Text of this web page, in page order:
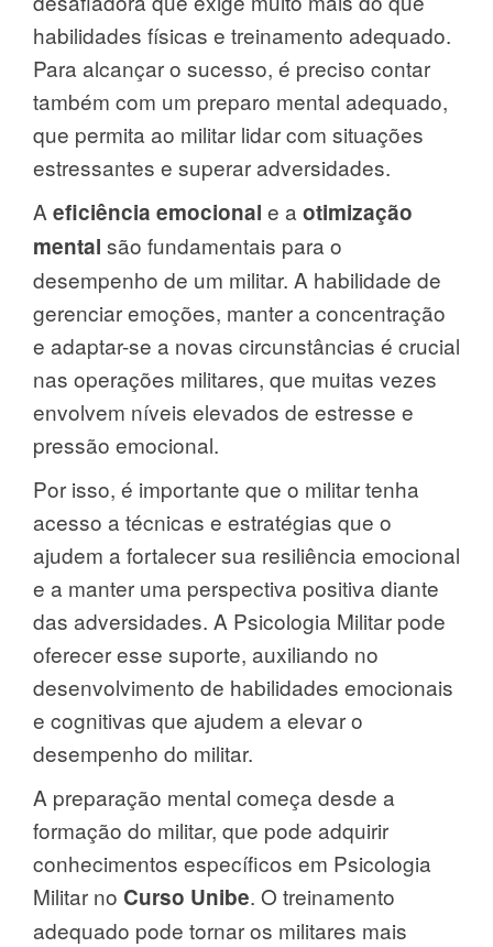
habilidades físicas e treinamento adequado.
Para alcançar o sucesso, é preciso contar
também com um preparo mental adequado,
que permita ao militar lidar com situações
estressantes e superar adversidades.
A eficiência emocional e a otimização
mental são fundamentais para o
desempenho de um militar. A habilidade de
gerenciar emoções, manter a concentração
e adaptar-se a novas circunstâncias é crucial
nas operações militares, que muitas vezes
envolvem níveis elevados de estresse e
pressão emocional.
Por isso, é importante que o militar tenha
acesso a técnicas e estratégias que o
ajudem a fortalecer sua resiliência emocional
e a manter uma perspectiva positiva diante
das adversidades. A Psicologia Militar pode
oferecer esse suporte, auxiliando no
desenvolvimento de habilidades emocionais
e cognitivas que ajudem a elevar o
desempenho do militar.
A preparação mental começa desde a
formação do militar, que pode adquirir
conhecimentos específicos em Psicologia
Militar no Curso Unibe. O treinamento
adequado pode tornar os militares mais